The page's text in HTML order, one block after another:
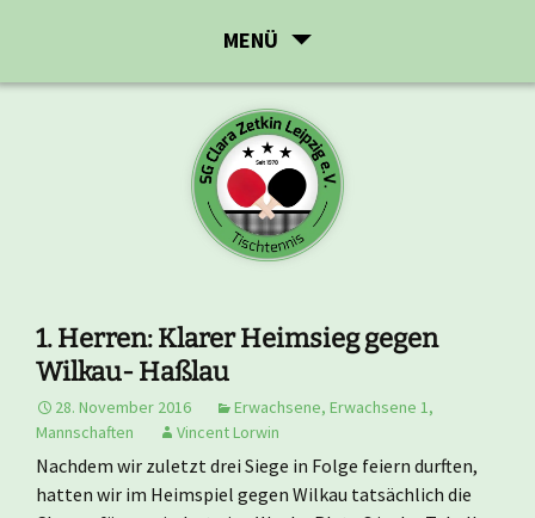
MENÜ
1. Herren: Klarer Heimsieg gegen
Wilkau- Haßlau
28. November 2016 Erwachsene, Erwachsene 1,
Mannschaften
Vincent Lorwin
Nachdem wir zuletzt drei Siege in Folge feiern durften,
hatten wir im Heimspiel gegen Wilkau tatsächlich die